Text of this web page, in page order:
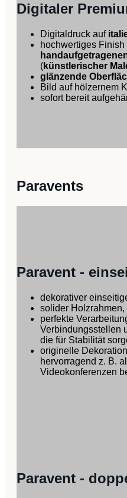
Digitaler
Digitaldruck auf
hochwertiges
(künstlerischer
glänzende
Bild auf hölzernem
sofort bereit
Paravents
Paravent -
dekorativer
solider Holzrahmen,
perfekte
Verbindungsstellen
die für Stabilität
originelle
hervorragend z. B.
Videokonferenzen
Paravent -